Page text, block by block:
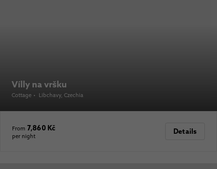
Vílly na vršku
Cottage • Libchavy, Czechia
From 7,860 Kč
per night
Details